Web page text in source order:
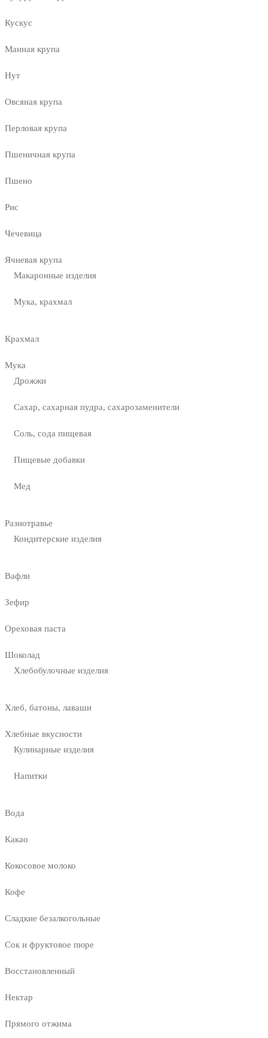
Кускус
Манная крупа
Нут
Овсяная крупа
Перловая крупа
Пшеничная крупа
Пшено
Рис
Чечевица
Ячневая крупа
Макаронные изделия
Мука, крахмал
Крахмал
Мука
Дрожжи
Сахар, сахарная пудра, сахарозаменители
Соль, сода пищевая
Пищевые добавки
Мед
Разнотравье
Кондитерские изделия
Вафли
Зефир
Ореховая паста
Шоколад
Хлебобулочные изделия
Хлеб, батоны, лаваши
Хлебные вкусности
Кулинарные изделия
Напитки
Вода
Какао
Кокосовое молоко
Кофе
Сладкие безалкогольные
Сок и фруктовое пюре
Восстановленный
Нектар
Прямого отжима